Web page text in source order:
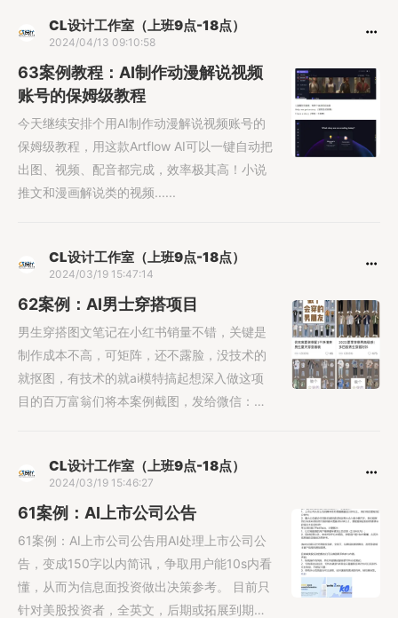
CL设计工作室（上班9点-18点）
2024/04/13 09:10:58
63案例教程：AI制作动漫解说视频
账号的保姆级教程
今天继续安排个用AI制作动漫解说视频账号的
保姆级教程，用这款Artflow AI可以一键自动把
出图、视频、配音都完成，效率极其高！小说
推文和漫画解说类的视频......
CL设计工作室（上班9点-18点）
2024/03/19 15:47:14
62案例：AI男士穿搭项目
男生穿搭图文笔记在小红书销量不错，关键是
制作成本不高，可矩阵，还不露脸，没技术的
就抠图，有技术的就ai模特搞起想深入做这项
目的百万富翁们将本案例截图，发给微信：
CL设计工作室（上班9点-18点）
2024/03/19 15:46:27
61案例：AI上市公司公告
61案例：AI上市公司公告用AI处理上市公司公
告，变成150字以内简讯，争取用户能10s内看
懂，从而为信息面投资做出决策参考。 目前只
针对美股投资者，全英文，后期或拓展到期